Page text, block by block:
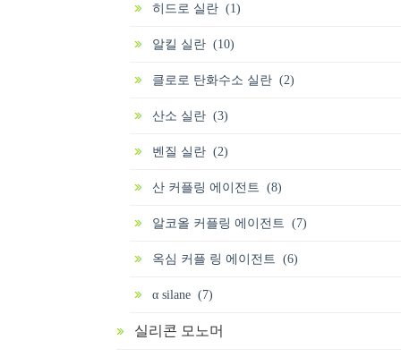
히드로 실란 (1)
알킬 실란 (10)
클로로 탄화수소 실란 (2)
산소 실란 (3)
벤질 실란 (2)
산 커플링 에이전트 (8)
알코올 커플링 에이전트 (7)
옥심 커플 링 에이전트 (6)
α silane (7)
실리콘 모노머